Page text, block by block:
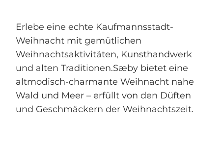
Für Kinder
Erlebe eine echte Kaufmannsstadt-
Weihnacht mit gemütlichen
Weihnachtsaktivitäten, Kunsthandwerk
und alten Traditionen.Sæby bietet eine
altmodisch-charmante Weihnacht nahe
Wald und Meer – erfüllt von den Düften
und Geschmäckern der Weihnachtszeit.